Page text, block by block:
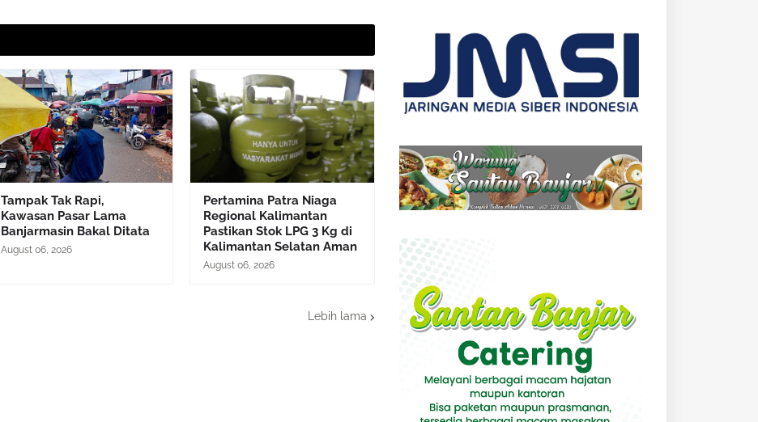
Tampak Tak Rapi,
Kawasan Pasar Lama
Banjarmasin Bakal Ditata
August 06, 2026
Pertamina Patra Niaga
Regional Kalimantan
Pastikan Stok LPG 3 Kg di
Kalimantan Selatan Aman
August 06, 2026
Lebih lama